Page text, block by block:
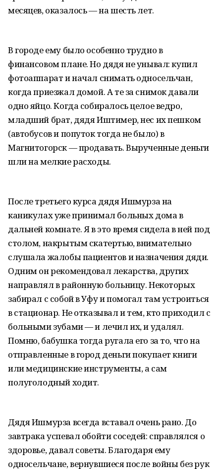
месяцев, оказалось — на шесть лет.
В городе ему было особенно трудно в
финансовом плане. Но дядя не унывал: купил
фотоаппарат и начал снимать односельчан,
когда приезжал домой. А те за снимок давали
одно яйцо. Когда собиралось целое ведро,
младший брат, дядя Иштимер, нес их пешком
(автобусов и попуток тогда не было) в
Магнитогорск — продавать. Вырученные деньги
шли на мелкие расходы.
После третьего курса дядя Ишмурза на
каникулах уже принимал больных дома в
дальней комнате. Я в это время сидела в ней под
столом, накрытым скатертью, внимательно
слушала жалобы пациентов и назначения дяди.
Одним он рекомендовал лекарства, других
направлял в районную больницу. Некоторых
забирал с собой в Уфу и помогал там устроиться
в стационар. Не отказывал и тем, кто приходил с
больными зубами — и лечил их, и удалял.
Помню, бабушка тогда ругала его за то, что на
отправленные в город деньги покупает книги
или медицинские инструменты, а сам
полуголодный ходит.
Дядя Ишмурза всегда вставал очень рано. До
завтрака успевал обойти соседей: справлялся о
здоровье, давал советы. Благодаря ему
односельчане, вернувшиеся после войны без рук